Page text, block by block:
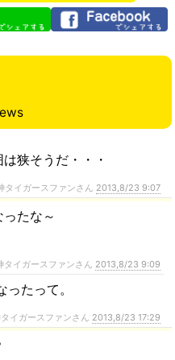
狭そうだ・・・
イガースファンさん 2013,8/23 9:07
たな～
イガースファンさん 2013,8/23 9:09
たって。
イガースファンさん 2013,8/23 17:29